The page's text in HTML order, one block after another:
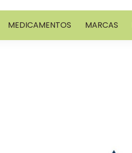
MEDICAMENTOS MARCAS